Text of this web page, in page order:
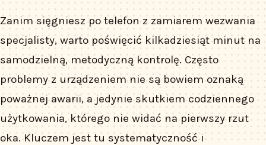
Zanim sięgniesz po telefon z zamiarem wezwania
specjalisty, warto poświęcić kilkadziesiąt minut na
samodzielną, metodyczną kontrolę. Często
problemy z urządzeniem nie są bowiem oznaką
poważnej awarii, a jedynie skutkiem codziennego
użytkowania, którego nie widać na pierwszy rzut
oka. Kluczem jest tu systematyczność i